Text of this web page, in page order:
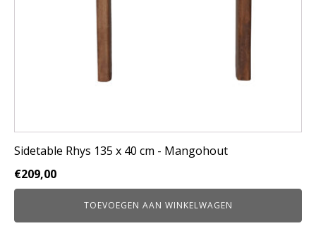
Sidetable Rhys 135 x 40 cm - Mangohout
€209,00
TOEVOEGEN AAN WINKELWAGEN